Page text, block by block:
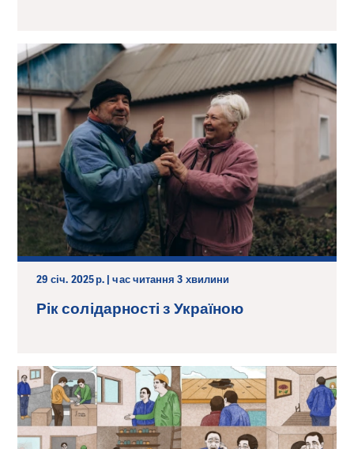
29 січ. 2025 р. | час читання 3 хвилини
Рік солідарності з Україною